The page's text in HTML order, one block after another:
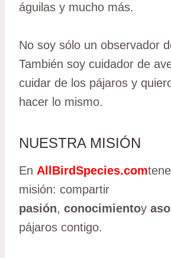
águilas y mucho más.
No soy sólo un observador
También soy cuidador de
cuidar de los pájaros y
hacer lo mismo.
NUESTRA MISIÓN
En AllBirdSpecies.com
misión: compartir
pasión, conocimientoy
pájaros contigo.